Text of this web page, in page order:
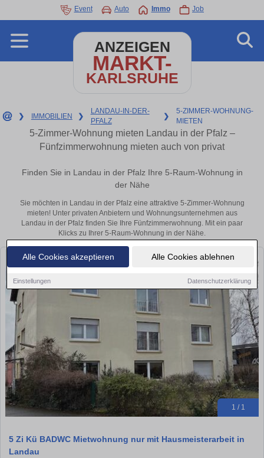
Alle Cookies akzeptieren Alle Cookies ablehnen
Einstellungen Datenschutzerklärung
Event Auto Immo Job
ANZEIGEN
MARKT-
KARLSRUHE
❯ IMMOBILIEN ❯
LANDAU-IN-DER-
PFALZ
❯
5-ZIMMER-WOHNUNG-
MIETEN
5-Zimmer-Wohnung mieten Landau in der Pfalz –
Fünfzimmerwohnung mieten auch von privat
Finden Sie in Landau in der Pfalz Ihre 5-Raum-Wohnung in
der Nähe
Sie möchten in Landau in der Pfalz eine attraktive 5-Zimmer-Wohnung
mieten! Unter privaten Anbietern und Wohnungsunternehmen aus
Landau in der Pfalz finden Sie Ihre Fünfzimmerwohnung. Mit ein paar
Klicks zu Ihrer 5-Raum-Wohnung in der Nähe.
1 / 1
5 Zi Kü BADWC Mietwohnung nur mit Hausmeisterarbeit in
Landau